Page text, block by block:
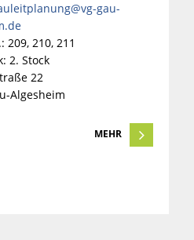
gau-
209, 210, 211
2. Stock
22
Algesheim
MEHR